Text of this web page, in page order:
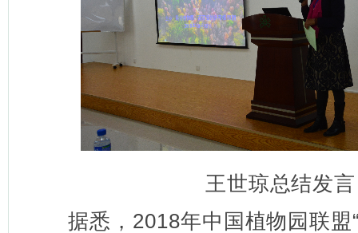
王世琼总结发言
据悉，2018年中国植物园联盟